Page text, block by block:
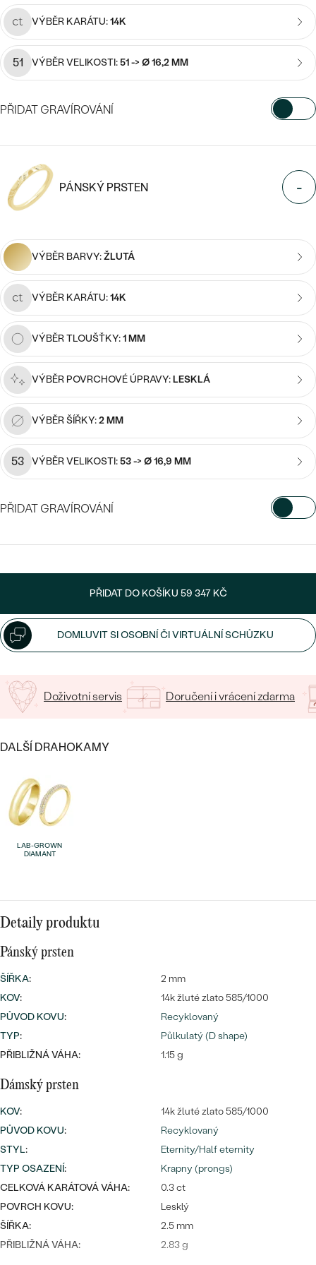
Nejprodávanější
snubní prsteny
DRAHOKAM
DLE MATERIÁLU
Wave kolekce
S DRAHOKAMY
S LAB-GROWN DIAMANTY
PERSONALIZOVANÉ
SYMBOLICKÉ
MINIMALISTICKÉ
PODLE PŘÍLEŽITOSTI
PODLE BARVY
PODLE TVARU KAMENE
NA MÍRU
DIAMANTY
Bestsellery
Nejprodávanější
náušnice
PROHLÉDNOUT
CENOVĚ DOSTUPNÉ
LUXUSNÍ
Personalizované
přívěsky
OBJEVIT
CENOVĚ DOSTUPNÉ
LUXUSNÍ
Nejprodávanější
prsteny
PROHLÉDNOUT
VÝBĚR KARÁTU:14K
51 VÝBĚR VELIKOSTI:51 -> Ø 16,2 MM
PŘIDAT GRAVÍROVÁNÍ
Napište iniciály/text
/ 15 ZNAKŮ
PÁNSKÝ PRSTEN -
VÝBĚR BARVY:ŽLUTÁ
VÝBĚR KARÁTU:14K
VÝBĚR TLOUŠŤKY:1 MM
VÝBĚR POVRCHOVÉ ÚPRAVY:LESKLÁ
VÝBĚR ŠÍŘKY:2 MM
53 VÝBĚR VELIKOSTI:53 -> Ø 16,9 MM
PŘIDAT GRAVÍROVÁNÍ
PŘIDAT DO KOŠÍKU 59 347 KČ
DOMLUVIT SI OSOBNÍ ČI VIRTUÁLNÍ SCHŮZKU
Doživotní servis Doručení i vrácení zdarma
DALŠÍ DRAHOKAMY
LAB-GROWN
DIAMANT
Detaily produktu
Pánský prsten
ŠÍŘKA:
2 mm
KOV:
14k žluté zlato 585/1000
PŮVOD KOVU:
Recyklovaný
TYP:
Půlkulatý (D shape)
PŘIBLIŽNÁ VÁHA:
1.15 g
Dámský prsten
KOV:
14k žluté zlato 585/1000
PŮVOD KOVU:
Recyklovaný
STYL:
Eternity/Half eternity
TYP OSAZENÍ:
Krapny (prongs)
CELKOVÁ KARÁTOVÁ VÁHA:
0.3 ct
POVRCH KOVU:
Lesklý
ŠÍŘKA:
2.5 mm
PŘIBLIŽNÁ VÁHA:
2.83 g